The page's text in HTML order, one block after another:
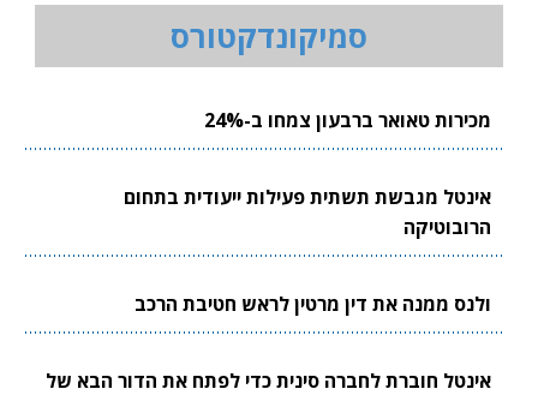
סמיקונדקטורס
מכירות טאואר ברבעון צמחו ב-24%
אינטל מגבשת תשתית פעילות ייעודית בתחום
הרובוטיקה
ולנס ממנה את דין מרטין לראש חטיבת הרכב
אינטל חוברת לחברה סינית כדי לפתח את הדור הבא של